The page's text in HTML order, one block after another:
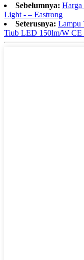
Sebelumnya:
Light - – Eastrong
Seterusnya: Lampu
Tiub LED 150lm/W CE